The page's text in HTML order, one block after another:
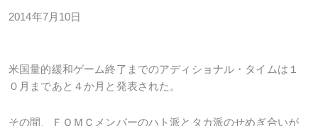
2014年7月10日
米国量的緩和ゲーム終了までのアディショナル・タイムは１
０月まであと４か月と発表された。
その間、ＦＯＭＣメンバーのハト派とタカ派のせめぎ合いが